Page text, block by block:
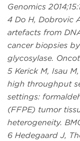
Genomics
4 Do H, Dobrovic
artefacts from
cancer biopsies
glycosylase.
5 Kerick M, Isau
high throughput
settings:
(FFPE) tumor
heterogeneity.
6 Hedegaard J,